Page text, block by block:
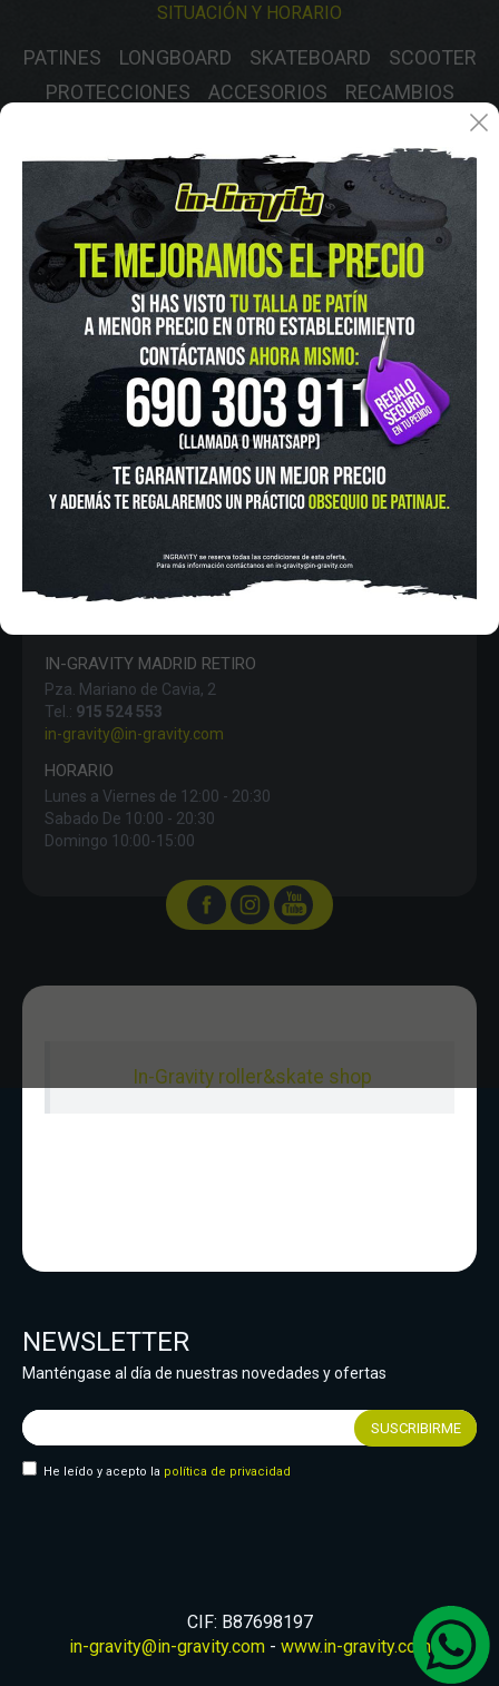
SITUACIÓN Y HORARIO
PATINES LONGBOARD SKATEBOARD
SCOOTER
PROTECCIONES
ACCESORIOS
RECAMBIOS
GASTOS DE ENVIO
MÉTODOS DE PAGO, DEVOLUCIONES Y DATOS DE INTERÉS
AVISO LEGAL
POLÍTICA DE COOKIES
POLÍTICA DE PROTECCIÓN DE DATOS
FINANCIA CON:
In-Gravity roller&skate shop
IN-GRAVITY MADRID RETIRO
Pza. Mariano de Cavia, 2
Tel.: 915 524 553
in-gravity@in-gravity.com
HORARIO
Lunes a Viernes de 12:00 - 20:30
Sabado De 10:00 - 20:30
Domingo 10:00-15:00
NEWSLETTER
Manténgase al día de nuestras novedades y ofertas
He leído y acepto la política de privacidad
CIF: B87698197
in-gravity@in-gravity.com- www.in-gravity.com